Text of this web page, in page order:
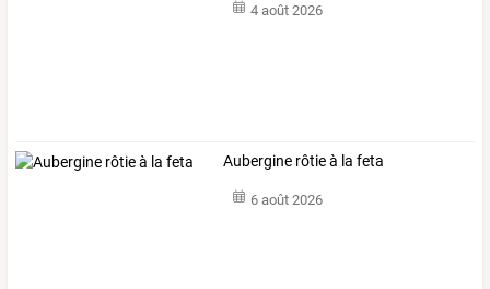
4 août 2026
Aubergine rôtie à la feta
6 août 2026